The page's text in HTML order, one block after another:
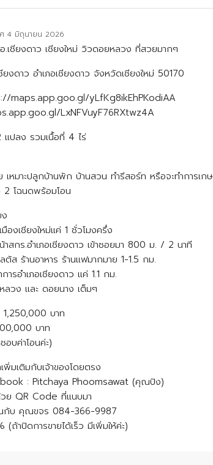
4 มิถุนายน 2026
เชียงดาว เชียงใหม่ วิวดอยหลวง ที่สวยมากๆ
งดาว อำเภอเชียงดาว จังหวัดเชียงใหม่ 50170
maps.app.goo.gl/yLfKg8ikEhPKodiAA
LxNFVuyF76RXtwz4A
ปลง รวมเนื้อที่ 4 ไร่
หมาะปลูกบ้านพัก บ้านสวน ทำรีสอร์ท หรือจะทำการเก
2 โฉนดพร้อมโอน
องเชียงใหม่แค่ 1 ชั่วโมงครึ่ง
สกร.อำเภอเชียงดาว เข้าซอยมา 800 ม. / 2 นาที
ตัส ร้านอาหาร ร้านแฟมากมาย 1-1.5 กม.
ารอำเภอเชียงดาว แค่ 1.1 กม.
ลวง และ ดอยนาง เต็มๆ
1,250,000 บาท
บาท
อบค่าโอนค่ะ)
พิ่มเติมกับเจ้าของโดยตรง
: Pitchaya Phoomsawat (คุณปิง)
ย QR Code ที่แนบมา
กับ คุณขจร 084-366-9987
(ถ้าปิดการขายได้เร็ว มีเพิ่มให้ค่ะ)